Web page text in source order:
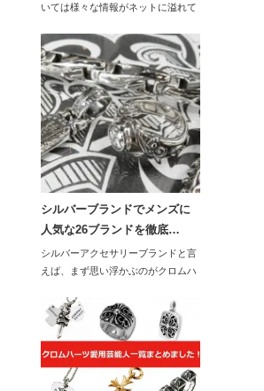
いては様々な情報がネットに溢れて
シルバーブランドでメンズに
人気な26ブランドを徹底…
シルバーアクセサリーブランドと言
えば、まず思い浮かぶのがクロムハ